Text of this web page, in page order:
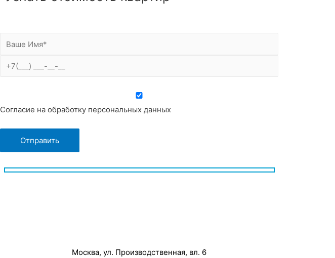
Согласие на обработку персональных данных
Москва, ул. Производственная, вл. 6